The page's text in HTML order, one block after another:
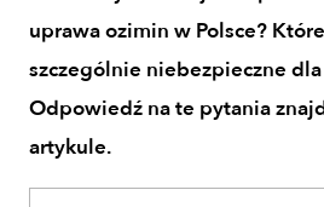
uprawa ozimin w Polsce?
szczególnie niebezpieczne
Odpowiedź na te pytania
artykule.